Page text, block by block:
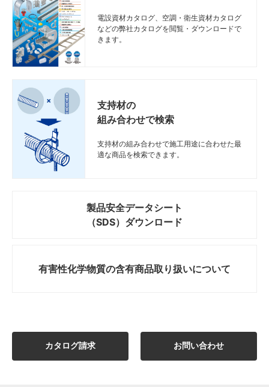
電設資材カタログ、空調・衛生資材カタログ
などの弊社カタログを閲覧・ダウンロードで
きます。
支持材の
組み合わせで検索
支持材の組み合わせで施工用途に合わせた最
適な商品を検索できます。
製品安全データシート
（SDS）ダウンロード
有害性化学物質の含有商品取り扱いについて
カタログ請求 お問い合わせ